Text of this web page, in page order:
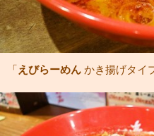
「えびらーめんかき揚げタイ